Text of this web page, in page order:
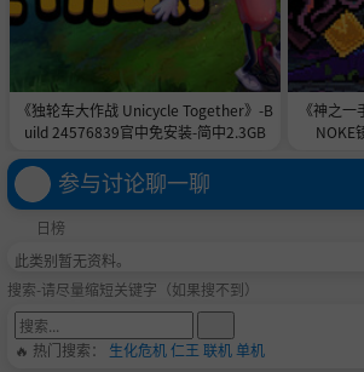
《独轮车大作战 Unicycle Together》-B
uild 24576839官中免安装-简中2.3GB
《神之
NOKE
参与讨论聊一聊
日榜
此类别暂无资料。
搜索-请尽量缩短关键字（如果搜不到）
🔥 热门搜索： 生化危机仁王联机单机